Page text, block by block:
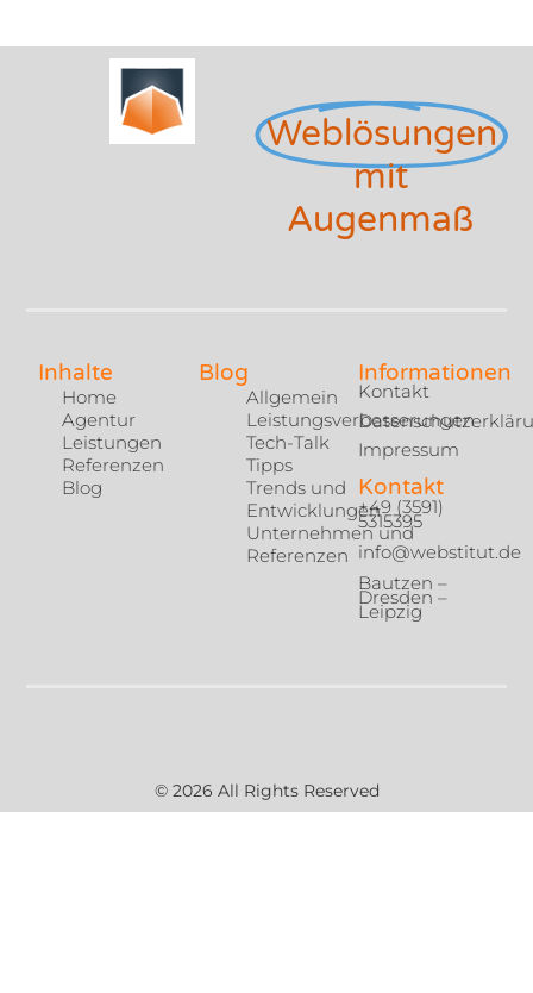
Weblösungen
mit
Augenmaß
Inhalte
Home
Agentur
Leistungen
Referenzen
Blog
Blog
Allgemein
Leistungsverbesserungen
Tech-Talk
Tipps
Trends und
Entwicklungen
Unternehmen und
Referenzen
Informationen
Kontakt
Impressum
Kontakt
+49 (3591)
5315395
info@webstitut.de
Bautzen –
Dresden –
Leipzig
© 2026 All Rights Reserved